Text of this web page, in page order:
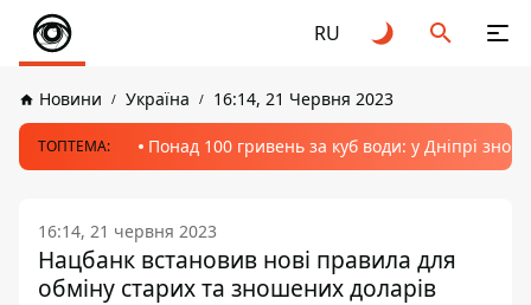
RU
Новини Україна 16:14, 21 Червня 2023
ТОПТЕМА: Понад 100 гривень за куб води: у Дніпрі
16:14, 21 червня 2023
Нацбанк встановив нові правила для
обміну старих та зношених доларів